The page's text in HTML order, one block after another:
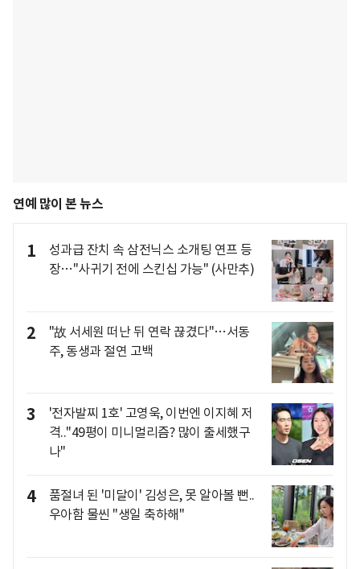
연예 많이 본 뉴스
1
성과급 잔치 속 삼전닉스 소개팅 연프 등
장…"사귀기 전에 스킨십 가능" (사만추)
2
"故 서세원 떠난 뒤 연락 끊겼다"…서동
주, 동생과 절연 고백
3
'전자발찌 1호' 고영욱, 이번엔 이지혜 저
격.."49평이 미니멀리즘? 많이 출세했구
나"
4
품절녀 된 '미달이' 김성은, 못 알아볼 뻔..
우아함 물씬 "생일 축하해"